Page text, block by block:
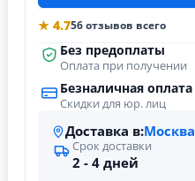
★ 4.756 отзывов всего
Без предоплаты
Оплата при получении
Безналичная оплата
Скидки для юр. лиц
Доставка в:Москва
Срок доставки
2 - 4 дней